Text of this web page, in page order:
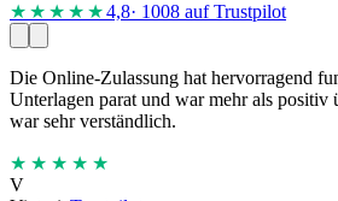
★★★★ ★4,8· 1008 auf Trustpilot
Die Online-Zulassung hat hervorragend
Unterlagen parat und war mehr als positiv
war sehr verständlich.
★★★★★
V